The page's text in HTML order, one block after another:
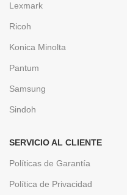
Lexmark
Ricoh
Konica Minolta
Pantum
Samsung
Sindoh
SERVICIO AL CLIENTE
Políticas de Garantía
Política de Privacidad